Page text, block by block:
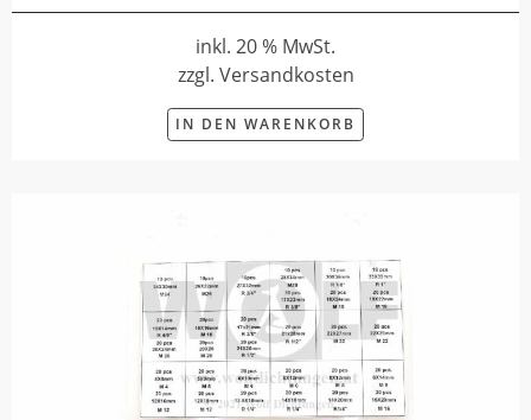
inkl. 20 % MwSt.
zzgl. Versandkosten
IN DEN WARENKORB